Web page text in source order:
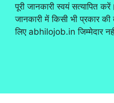
पूरी जानकारी स्वयं सत्यापित
जानकारी में किसी भी प्रकार
लिए abhilojob.in जिम्मेदार नहीं